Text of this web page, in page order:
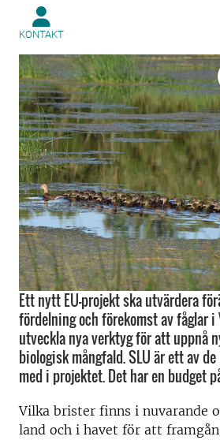
KONTAKT
Ett nytt EU-projekt ska utvärdera
fördelning och förekomst av fåglar i
utveckla nya verktyg för att uppnå
biologisk mångfald. SLU är ett av
med i projektet. Det har en budget
Vilka brister finns i nuvarande
land och i havet för att